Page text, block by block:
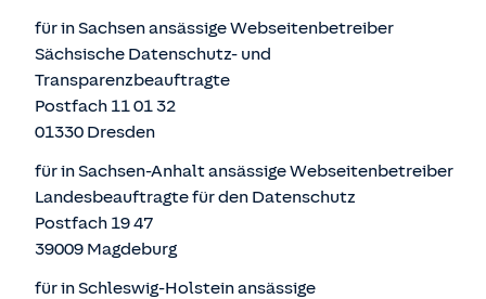
für in Sachsen ansässige Webseitenbetreiber
Sächsische Datenschutz- und
Transparenzbeauftragte
Postfach 11 01 32
01330 Dresden
für in Sachsen-Anhalt ansässige Webseitenbetreiber
Landesbeauftragte für den Datenschutz
Postfach 19 47
39009 Magdeburg
für in Schleswig-Holstein ansässige